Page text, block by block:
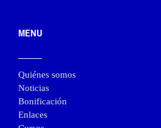
MENU
Quiénes somos
Noticias
Bonificación
Enlaces